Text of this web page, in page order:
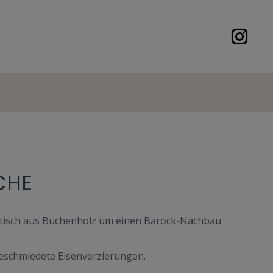
aus Buchenholz um einen Barock-Nachbau
Eisenverzierungen.